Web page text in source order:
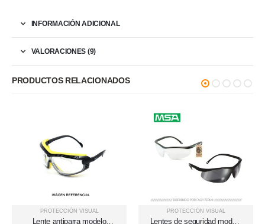
INFORMACIÓN ADICIONAL
VALORACIONES (9)
PRODUCTOS RELACIONADOS
PROTECCIÓN VISUAL
Lente antiparra modelo
PROTECCIÓN VISUAL
Lentes de seguridad modelo